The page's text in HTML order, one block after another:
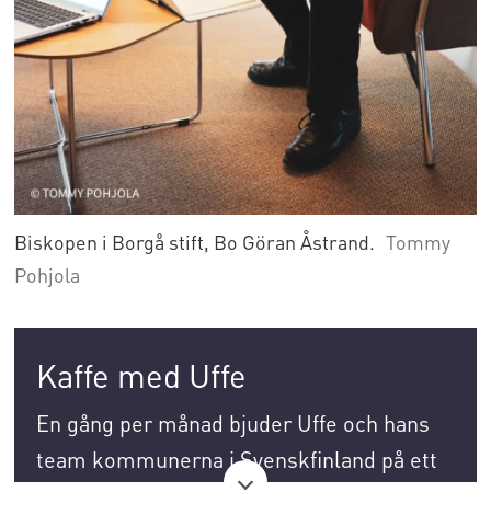
Biskopen i Borgå stift, Bo Göran Åstrand. Tommy
Pohjola
Kaffe med Uffe
En gång per månad bjuder Uffe och hans
team kommunerna i Svenskfinland på ett
virtuellt, aktuellt och spirituellt